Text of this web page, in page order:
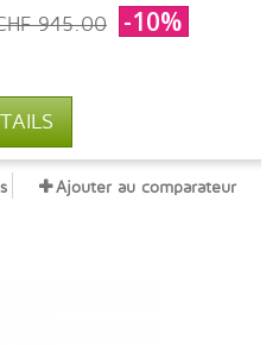
945.00 -10%
Ajouter au comparateur